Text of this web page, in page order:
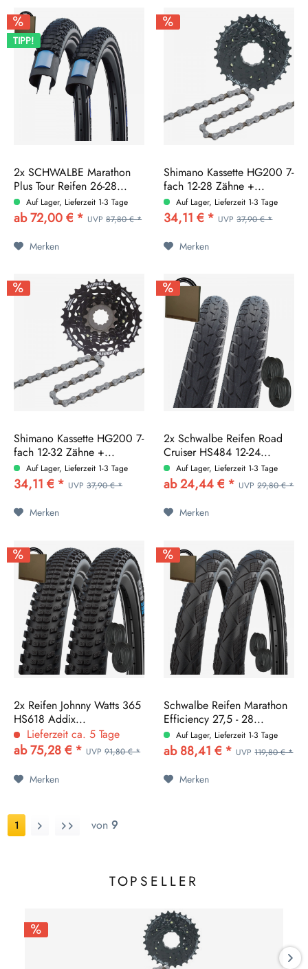
TIPP!
2x SCHWALBE Marathon
Plus Tour Reifen 26-28...
Auf Lager, Lieferzeit 1-3 Tage
ab 72,00 € * UVP 87,80 € *
Merken
Shimano Kassette HG200 7-
fach 12-28 Zähne +...
Auf Lager, Lieferzeit 1-3 Tage
34,11 € * UVP 37,90 € *
Merken
Shimano Kassette HG200 7-
fach 12-32 Zähne +...
Auf Lager, Lieferzeit 1-3 Tage
34,11 € * UVP 37,90 € *
Merken
2x Schwalbe Reifen Road
Cruiser HS484 12-24...
Auf Lager, Lieferzeit 1-3 Tage
ab 24,44 € * UVP 29,80 € *
Merken
2x Reifen Johnny Watts 365
HS618 Addix...
Lieferzeit ca. 5 Tage
ab 75,28 € * UVP 91,80 € *
Merken
Schwalbe Reifen Marathon
Efficiency 27,5 - 28...
Auf Lager, Lieferzeit 1-3 Tage
ab 88,41 € * UVP 119,80 € *
Merken
1 von 9
TOPSELLER